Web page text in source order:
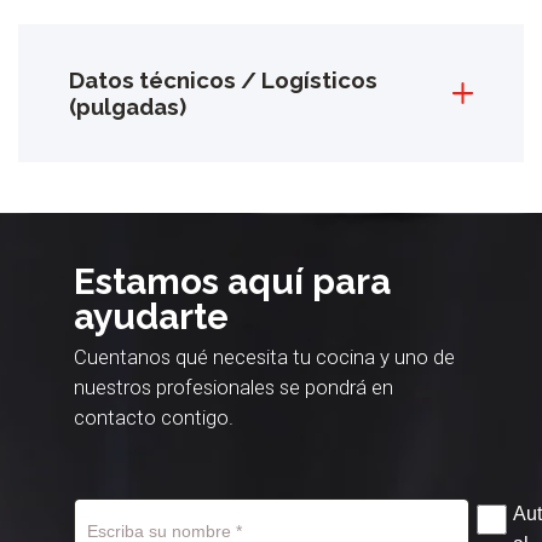
Datos técnicos / Logísticos
(pulgadas)
Estamos aquí para
ayudarte
Cuentanos qué necesita tu cocina y uno de
nuestros profesionales se pondrá en
contacto contigo.